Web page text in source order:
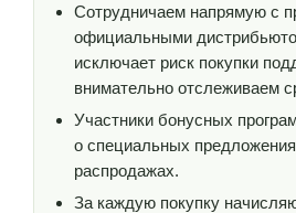
Сотрудничаем напрямую с
официальными
исключает риск покупки
внимательно отслеживаем
Участники бонусных
о специальных
распродажах.
За каждую покупку